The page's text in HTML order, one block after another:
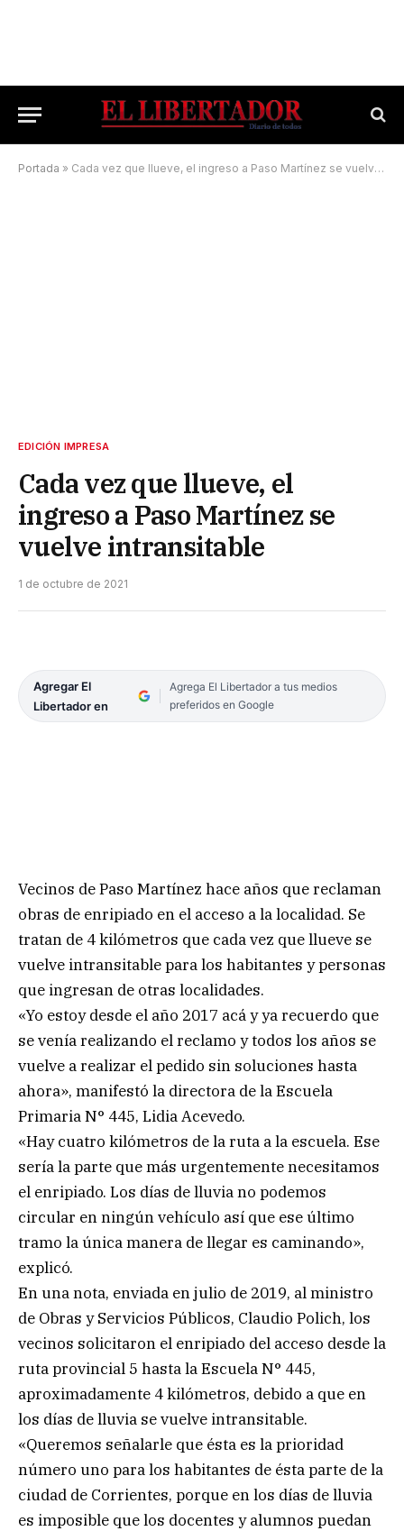
Portada » Cada vez que llueve, el ingreso a Paso Martínez se vuelve intransitable
EDICIÓN IMPRESA
Cada vez que llueve, el
ingreso a Paso Martínez se
vuelve intransitable
1 de octubre de 2021
Agregar El
Libertador en
Agrega El Libertador a tus medios
preferidos en Google
Vecinos de Paso Martínez hace años que reclaman
obras de enripiado en el acceso a la localidad. Se
tratan de 4 kilómetros que cada vez que llueve se
vuelve intransitable para los habitantes y personas
que ingresan de otras localidades.
«Yo estoy desde el año 2017 acá y ya recuerdo que
se venía realizando el reclamo y todos los años se
vuelve a realizar el pedido sin soluciones hasta
ahora», manifestó la directora de la Escuela
Primaria N° 445, Lidia Acevedo.
«Hay cuatro kilómetros de la ruta a la escuela. Ese
sería la parte que más urgentemente necesitamos
el enripiado. Los días de lluvia no podemos
circular en ningún vehículo así que ese último
tramo la única manera de llegar es caminando»,
explicó.
En una nota, enviada en julio de 2019, al ministro
de Obras y Servicios Públicos, Claudio Polich, los
vecinos solicitaron el enripiado del acceso desde la
ruta provincial 5 hasta la Escuela N° 445,
aproximadamente 4 kilómetros, debido a que en
los días de lluvia se vuelve intransitable.
«Queremos señalarle que ésta es la prioridad
número uno para los habitantes de ésta parte de la
ciudad de Corrientes, porque en los días de lluvia
es imposible que los docentes y alumnos puedan